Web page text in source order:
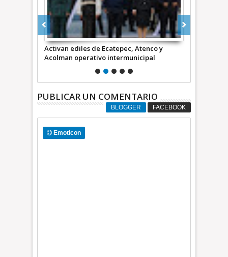
Activan ediles de Ecatepec, Atenco y
Acolman operativo intermunicipal
PUBLICAR UN COMENTARIO
BLOGGER FACEBOOK
Emoticon